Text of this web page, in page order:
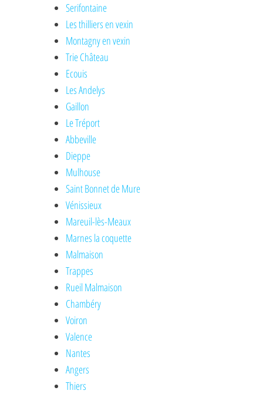
Serifontaine
Les thilliers en vexin
Montagny en vexin
Trie Château
Ecouis
Les Andelys
Gaillon
Le Tréport
Abbeville
Dieppe
Mulhouse
Saint Bonnet de Mure
Vénissieux
Mareuil-lès-Meaux
Marnes la coquette
Malmaison
Trappes
Rueil Malmaison
Chambéry
Voiron
Valence
Nantes
Angers
Thiers